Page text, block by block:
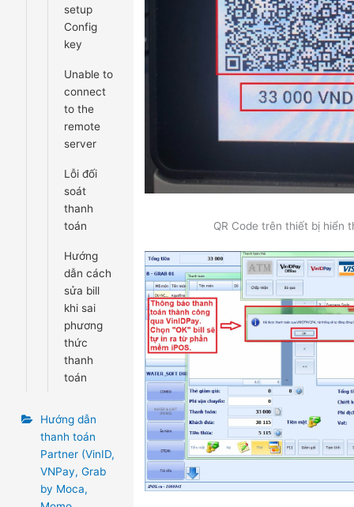
setup
Config
key
Unable to
connect
to the
remote
server
Lỗi đối
soát
thanh
toán
Hướng
dẫn cách
sửa bill
khi sai
phương
thức
thanh
toán
Hướng dẫn
thanh toán
Partner (VinID,
VNPay, Grab
by Moca,
QR Code trên thiết bị hiển